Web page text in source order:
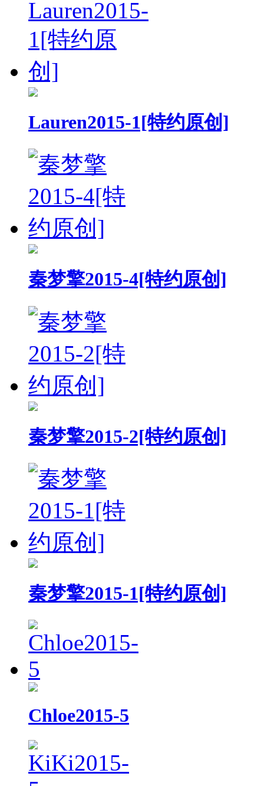
Lauren2015-1[特约原创]
秦梦擎2015-4[特约原创]
秦梦擎2015-2[特约原创]
秦梦擎2015-1[特约原创]
Chloe2015-5